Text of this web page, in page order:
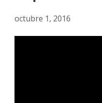
octubre 1, 2016